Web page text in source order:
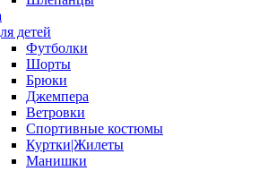
детей
Футболки
Шорты
Брюки
Джемпера
Ветровки
Спортивные костюмы
Куртки|Жилеты
Манишки